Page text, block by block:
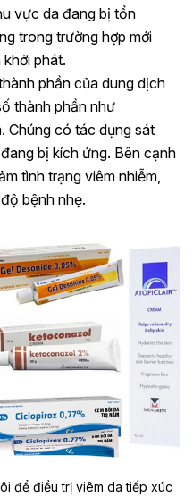
vực da đang bị tổn
trong trường hợp mới
phát.
phần của dung dịch
thành phần như
Chúng có tác dụng sát
bị kích ứng. Bên cạnh
tình trạng viêm nhiễm,
bệnh nhẹ.
để điều trị viêm da tiếp xúc